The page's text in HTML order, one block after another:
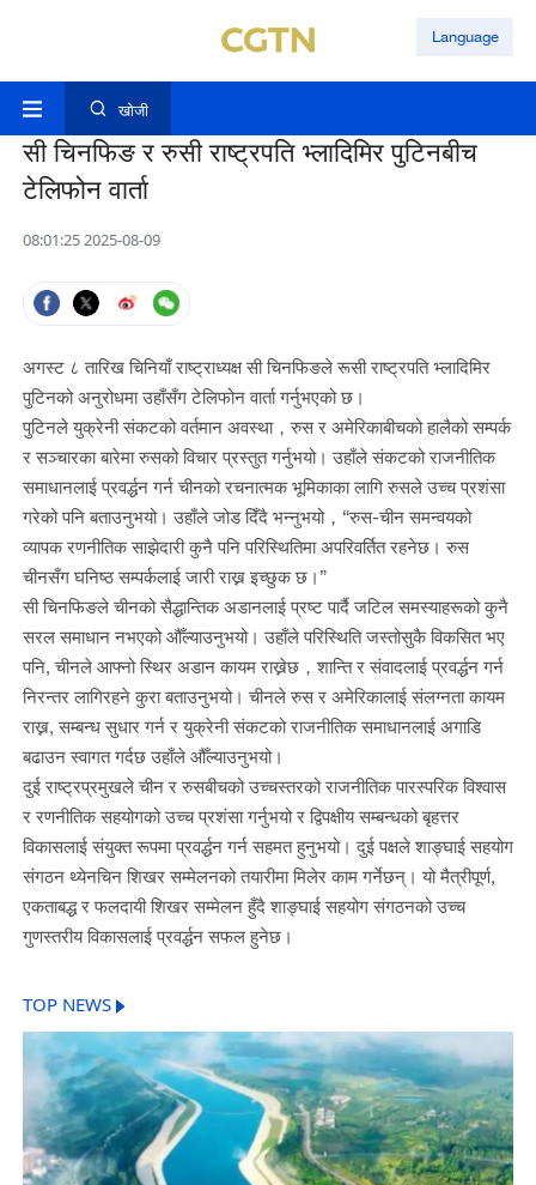
Language
खोजी
सी चिनफिङ र रुसी राष्ट्रपति भ्लादिमिर पुटिनबीच
टेलिफोन वार्ता
08:01:25 2025-08-09
अगस्ट ८ तारिख चिनियाँ राष्ट्राध्यक्ष सी चिनफिङले रूसी राष्ट्रपति भ्लादिमिर
पुटिनको अनुरोधमा उहाँसँग टेलिफोन वार्ता गर्नुभएको छ।
पुटिनले युक्रेनी संकटको वर्तमान अवस्था，रुस र अमेरिकाबीचको हालैको सम्पर्क
र सञ्चारका बारेमा रुसको विचार प्रस्तुत गर्नुभयो। उहाँले संकटको राजनीतिक
समाधानलाई प्रवर्द्धन गर्न चीनको रचनात्मक भूमिकाका लागि रुसले उच्च प्रशंसा
गरेको पनि बताउनुभयो। उहाँले जोड दिँदै भन्नुभयो，“रुस-चीन समन्वयको
व्यापक रणनीतिक साझेदारी कुनै पनि परिस्थितिमा अपरिवर्तित रहनेछ। रुस
चीनसँग घनिष्ठ सम्पर्कलाई जारी राख्न इच्छुक छ।”
सी चिनफिङले चीनको सैद्धान्तिक अडानलाई प्रष्ट पार्दै जटिल समस्याहरूको कुनै
सरल समाधान नभएको औँल्याउनुभयो। उहाँले परिस्थिति जस्तोसुकै विकसित भए
पनि, चीनले आफ्नो स्थिर अडान कायम राख्नेछ，शान्ति र संवादलाई प्रवर्द्धन गर्न
निरन्तर लागिरहने कुरा बताउनुभयो। चीनले रुस र अमेरिकालाई संलग्नता कायम
राख्न, सम्बन्ध सुधार गर्न र युक्रेनी संकटको राजनीतिक समाधानलाई अगाडि
बढाउन स्वागत गर्दछ उहाँले औँल्याउनुभयो।
दुई राष्ट्रप्रमुखले चीन र रुसबीचको उच्चस्तरको राजनीतिक पारस्परिक विश्वास
र रणनीतिक सहयोगको उच्च प्रशंसा गर्नुभयो र द्विपक्षीय सम्बन्धको बृहत्तर
विकासलाई संयुक्त रूपमा प्रवर्द्धन गर्न सहमत हुनुभयो। दुई पक्षले शाङ्घाई सहयोग
संगठन थ्येनचिन शिखर सम्मेलनको तयारीमा मिलेर काम गर्नेछन्। यो मैत्रीपूर्ण,
एकताबद्ध र फलदायी शिखर सम्मेलन हुँदै शाङ्घाई सहयोग संगठनको उच्च
गुणस्तरीय विकासलाई प्रवर्द्धन सफल हुनेछ।
TOP NEWS